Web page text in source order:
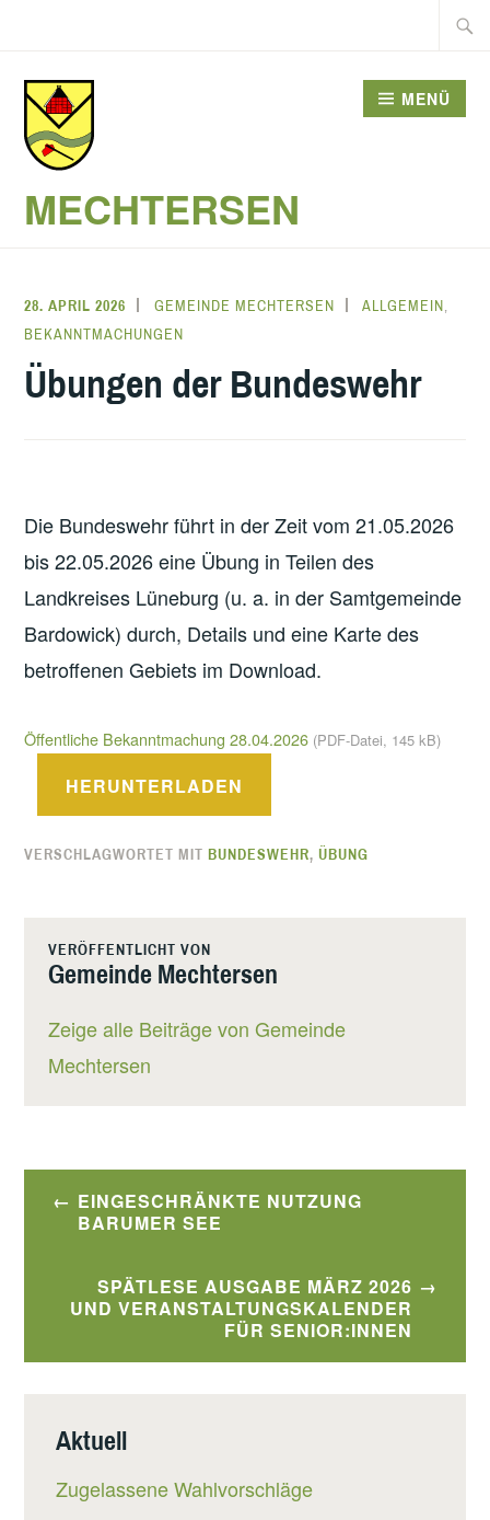
springen
Suche
MECHTERSEN
MENÜ
28. APRIL 2026 GEMEINDE MECHTERSEN ALLGEMEIN
BEKANNTMACHUNGEN
Übungen der Bundeswehr
Die Bundeswehr führt in der Zeit vom 21.05.2026
bis 22.05.2026 eine Übung in Teilen des
Landkreises Lüneburg (u. a. in der Samtgemeinde
Bardowick) durch, Details und eine Karte des
betroffenen Gebiets im Download.
Öffentliche Bekanntmachung 28.04.2026 (PDF-Datei, 145 kB)
HERUNTERLADEN
VERSCHLAGWORTET MITBUNDESWEHR,ÜBUNG
VERÖFFENTLICHT VON
Gemeinde Mechtersen
Zeige alle Beiträge von Gemeinde
Mechtersen
Beitragsnavigation
EINGESCHRÄNKTE NUTZUNG
BARUMER SEE
SPÄTLESE AUSGABE MÄRZ 2026
UND VERANSTALTUNGSKALENDER
FÜR SENIOR:INNEN
Aktuell
Zugelassene Wahlvorschläge